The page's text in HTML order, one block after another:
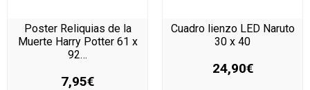
Poster Reliquias de la
Muerte Harry Potter 61 x
92…
7,95€
Cuadro lienzo LED Naruto
30 x 40
24,90€